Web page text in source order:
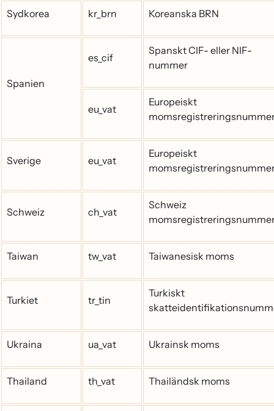
Sydkorea kr_brn Koreanska BRN
Spanien
es_cif
Spanskt CIF- eller NIF-
nummer
eu_vat
Europeiskt
Sverige eu_vat
Europeiskt
Schweiz ch_vat
Schweiz
Taiwan tw_vat Taiwanesisk moms
Turkiet tr_tin
Turkiskt
Ukraina ua_vat Ukrainsk moms
Thailand th_vat Thailändsk moms